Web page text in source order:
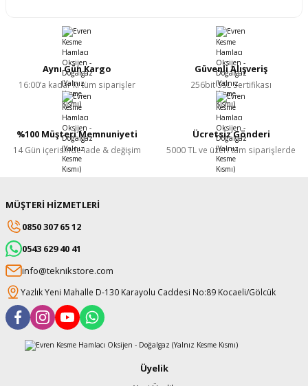
Aynı Gün Kargo
16:00’a kadar ki tüm siparişler
Güvenli Alışveriş
256bit SSL Sertifikası
%100 Müşteri Memnuniyeti
14 Gün içerisinde iade & değişim
Ücretsiz Gönderi
5000 TL ve üzeri tüm siparişlerde
MÜŞTERİ HİZMETLERİ
0850 307 65 12
0543 629 40 41
info@teknikstore.com
Yazlık Yeni Mahalle D-130 Karayolu Caddesi No:89 Kocaeli/Gölcük
Üyelik